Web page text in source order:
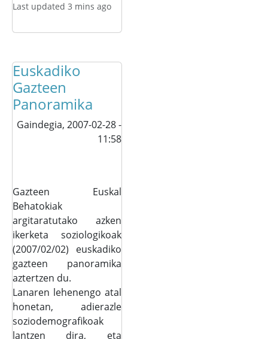
Last updated 3 mins ago
Euskadiko
Gazteen
Panoramika
Gaindegia, 2007-02-28 -
11:58
Gazteen Euskal
Behatokiak
argitaratutako azken
ikerketa soziologikoak
(2007/02/02) euskadiko
gazteen panoramika
aztertzen du.
Lanaren lehenengo atal
honetan, adierazle
soziodemografikoak
lantzen dira, eta